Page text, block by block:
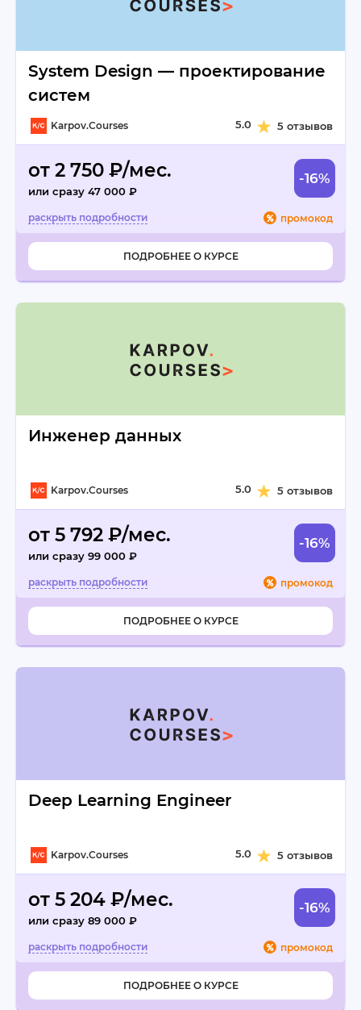
System Design — проектирование
систем
Karpov.Courses 5.0 5 отзывов
от 2 750 ₽/мес.
или сразу 47 000 ₽
-16%
промокод
ПОДРОБНЕЕ О КУРСЕ
Инженер данных
Karpov.Courses 5.0 5 отзывов
от 5 792 ₽/мес.
или сразу 99 000 ₽
-16%
промокод
ПОДРОБНЕЕ О КУРСЕ
Deep Learning Engineer
Karpov.Courses 5.0 5 отзывов
от 5 204 ₽/мес.
или сразу 89 000 ₽
-16%
промокод
ПОДРОБНЕЕ О КУРСЕ